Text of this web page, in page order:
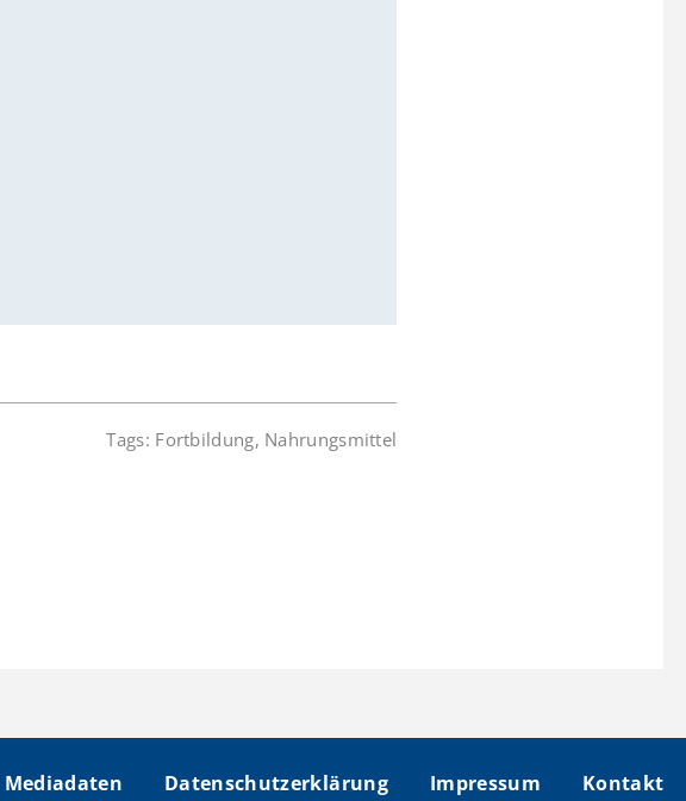
Tags: Fortbildung, Nahrungsmittel
Mediadaten Datenschutzerklärung Impressum Kontakt